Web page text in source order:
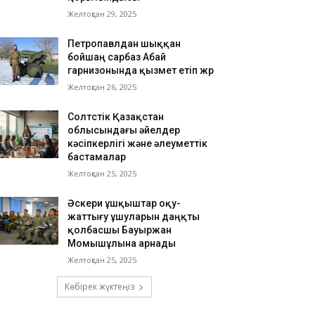
Желтоқсан 29, 2025
Петропавлдан шыққан
бойшаң сарбаз Абай
гарнизонында қызмет етіп жүр
Желтоқсан 26, 2025
Солтүстік Қазақстан
облысындағы әйелдер
кәсіпкерлігі және әлеуметтік
бастамалар
Желтоқсан 25, 2025
Әскери ұшқыштар оқу-
жаттығу ұшуларын даңқты
қолбасшы Бауыржан
Момышұлына арнады
Желтоқсан 25, 2025
Көбірек жүктеңіз